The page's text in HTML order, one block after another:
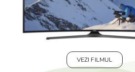
VEZI FILMUL